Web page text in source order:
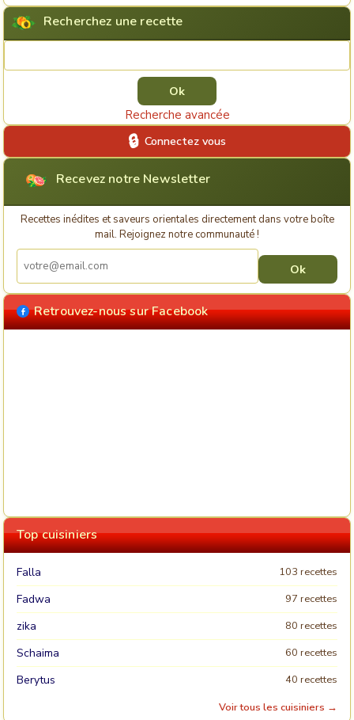
Recherchez une recette
Recherche avancée
Connectez vous
Recevez notre Newsletter
Recettes inédites et saveurs orientales directement dans votre boîte
mail. Rejoignez notre communauté !
Retrouvez-nous sur Facebook
Top cuisiniers
Falla 103 recettes
Fadwa 97 recettes
zika 80 recettes
Schaima 60 recettes
Berytus
40 recettes
Voir tous les cuisiniers →